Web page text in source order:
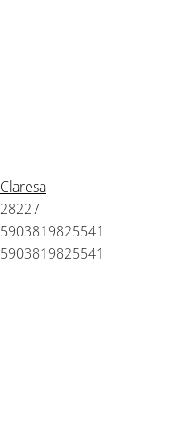
Claresa
28227
5903819825541
5903819825541